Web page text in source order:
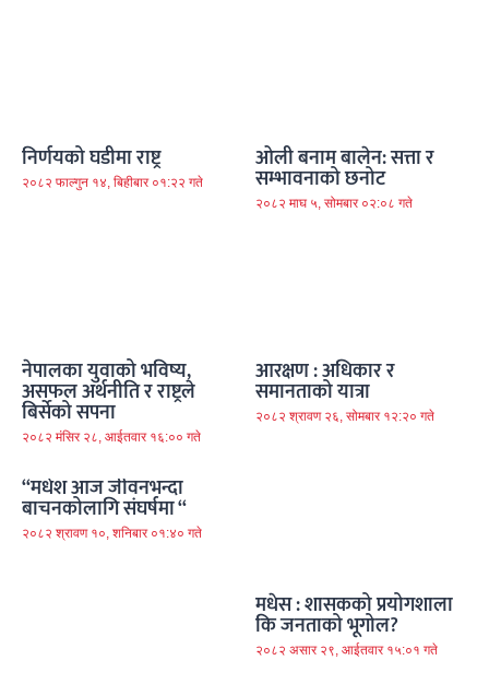
निर्णयको घडीमा राष्ट्र
२०८२ फाल्गुन १४, बिहीबार ०१:२२ गते
ओली बनाम बालेन: सत्ता र
सम्भावनाको छनोट
२०८२ माघ ५, सोमबार ०२:०८ गते
नेपालका युवाको भविष्य,
असफल अर्थनीति र राष्ट्रले
बिर्सेको सपना
२०८२ मंसिर २८, आईतवार १६:०० गते
आरक्षण : अधिकार र
समानताको यात्रा
२०८२ श्रावण २६, सोमबार १२:२० गते
“मधेश आज जीवनभन्दा
बाचनकोलागि संघर्षमा “
२०८२ श्रावण १०, शनिबार ०१:४० गते
मधेस : शासकको प्रयोगशाला
कि जनताको भूगोल?
२०८२ असार २९, आईतवार १५:०१ गते